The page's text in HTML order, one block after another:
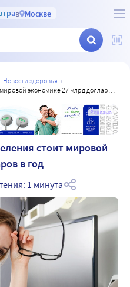
в Москве
новости здоровья
экономике 27 млрд долларов в год
Реклама
стоит мировой
в год
1 минута